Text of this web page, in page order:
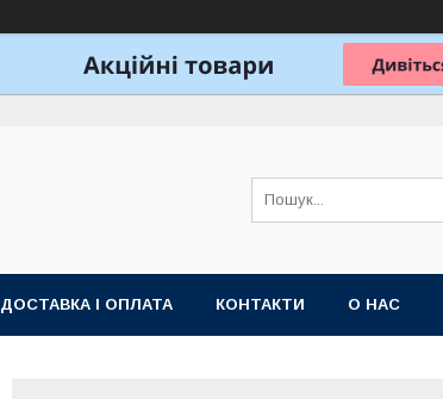
ДОСТАВКА І ОПЛАТА КОНТАКТИ О НАС